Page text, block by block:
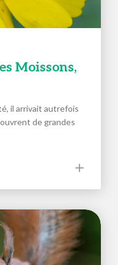
Moissons,
il arrivait autrefois
de grandes